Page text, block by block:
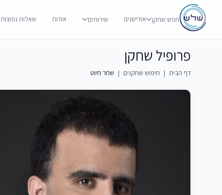
חפש שחקן אודישנים שירותים אודות שאלות נפוצות
פרופיל שחקן
דף הבית | חיפוש שחקנים | שחר חיוט